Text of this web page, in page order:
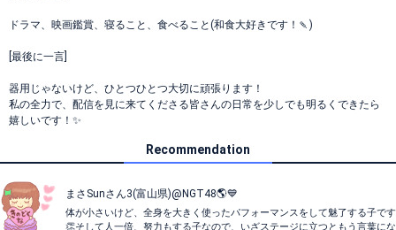
ドラマ、映画鑑賞、寝ること、食べること(和食大好きです！🍡)
[最後に一言]
器用じゃないけど、ひとつひとつ大切に頑張ります！
私の全力で、配信を見に来てくださる皆さんの日常を少しでも明るくできたら
嬉しいです！✨️
Recommendation
まさSunさん3(富山県)@NGT48🌎💙
体が小さいけど、全身を大きく使ったパフォーマンスをして魅了する子です
👏そして人一倍、努力もする子なので、いざステージに立つともう言葉にな